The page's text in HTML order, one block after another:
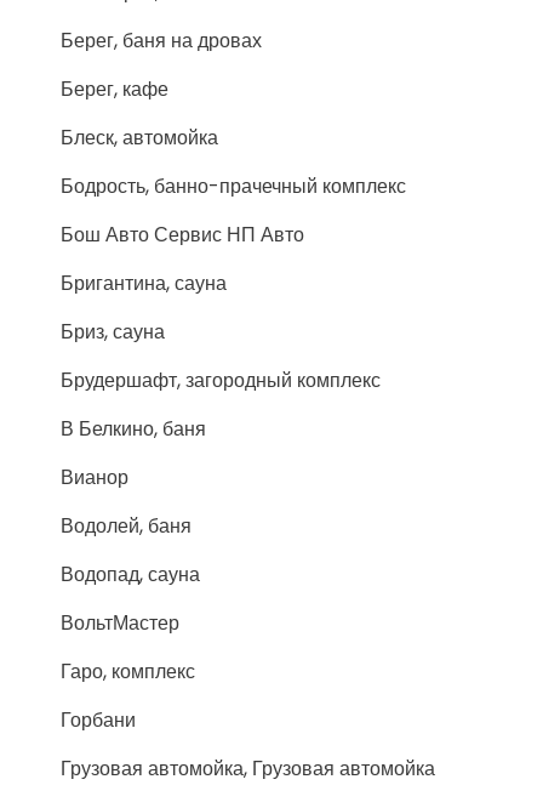
Берег, баня на дровах
Берег, кафе
Блеск, автомойка
Бодрость, банно-прачечный комплекс
Бош Авто Сервис НП Авто
Бригантина, сауна
Бриз, сауна
Брудершафт, загородный комплекс
В Белкино, баня
Вианор
Водолей, баня
Водопад, сауна
ВольтМастер
Гаро, комплекс
Горбани
Грузовая автомойка, Грузовая автомойка